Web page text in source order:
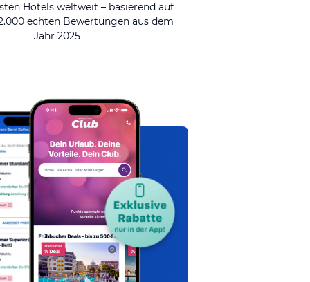
Hotels weltweit – basierend auf
echten Bewertungen aus dem
Jahr 2025